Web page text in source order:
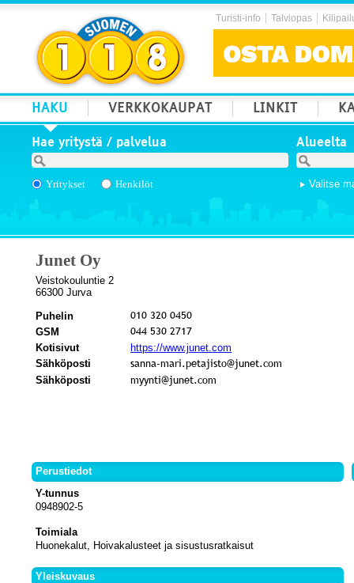
Turisti-info Talviopas
HAKU VERKKOKAUPAT LINKIT
Hae yritystä / palvelua
Yritykset Henkilöt
Alueelta
Valitse
Junet Oy
Veistokouluntie 2
66300 Jurva
Puhelin
GSM
Kotisivut
https://www.junet.com
Sähköposti
Sähköposti
Perustiedot
Y-tunnus
0948902-5
Toimiala
Huonekalut, Hoivakalusteet ja sisustusratkaisut
Yleiskuvaus